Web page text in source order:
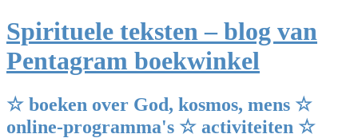
Ga
naar
de
inhoud
Spirituele teksten – blog van
Pentagram boekwinkel
☆ boeken over God, kosmos, mens ☆
online-programma's ☆ activiteiten ☆